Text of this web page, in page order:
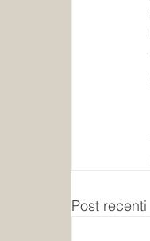
Post recenti